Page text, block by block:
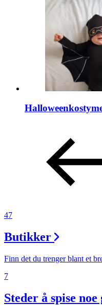
47
Butikker
Finn det du trenger blant et
7
Steder å spise noe